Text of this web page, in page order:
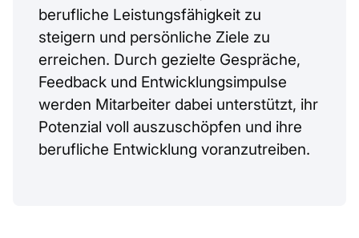
berufliche Leistungsfähigkeit zu
steigern und persönliche Ziele zu
erreichen. Durch gezielte Gespräche,
Feedback und Entwicklungsimpulse
werden Mitarbeiter dabei unterstützt, ihr
Potenzial voll auszuschöpfen und ihre
berufliche Entwicklung voranzutreiben.